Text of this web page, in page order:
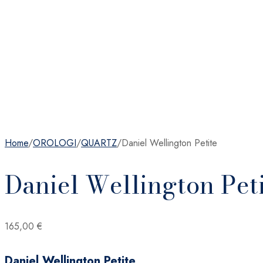
Home/OROLOGI/QUARTZ/Daniel Wellington Petite
Daniel Wellington
165,00 €